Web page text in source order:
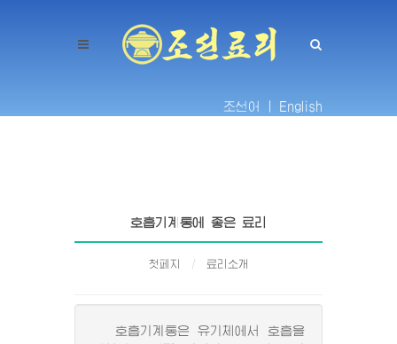
조선어 | English
호흡기계통에 좋은 료리
첫페지 료리소개
호흡기계통은 유기체에서 호흡을